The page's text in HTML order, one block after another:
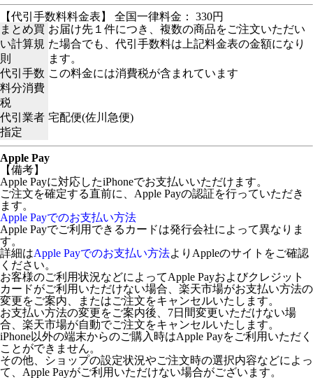
【代引手数料料金表】 全国一律料金： 330円
まとめ買
い計算規
則
お届け先１件につき、複数の商品をご注文いただい
た場合でも、代引手数料は上記料金表の金額になり
ます。
代引手数
料分消費
税
この料金には消費税が含まれています
代引業者
指定
宅配便(佐川急便)
Apple Pay
【備考】
Apple Payに対応したiPhoneでお支払いいただけます。
ご注文を確定する直前に、Apple Payの認証を行っていただき
ます。
Apple Payでのお支払い方法
Apple Payでご利用できるカードは発行会社によって異なりま
す。
詳細はApple Payでのお支払い方法よりAppleのサイトをご確認
ください。
お客様のご利用状況などによってApple Payおよびクレジット
カードがご利用いただけない場合、楽天市場がお支払い方法の
変更をご案内、またはご注文をキャンセルいたします。
お支払い方法の変更をご案内後、7日間変更いただけない場
合、楽天市場が自動でご注文をキャンセルいたします。
iPhone以外の端末からのご購入時はApple Payをご利用いただく
ことができません。
その他、ショップの設定状況やご注文時の選択内容などによっ
て、Apple Payがご利用いただけない場合がございます。